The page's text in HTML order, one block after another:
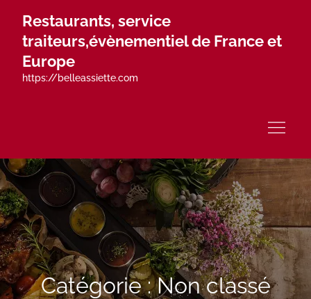
content
Restaurants, service
traiteurs,évènementiel de France et
Europe
https://belleassiette.com
Catégorie :Non classé